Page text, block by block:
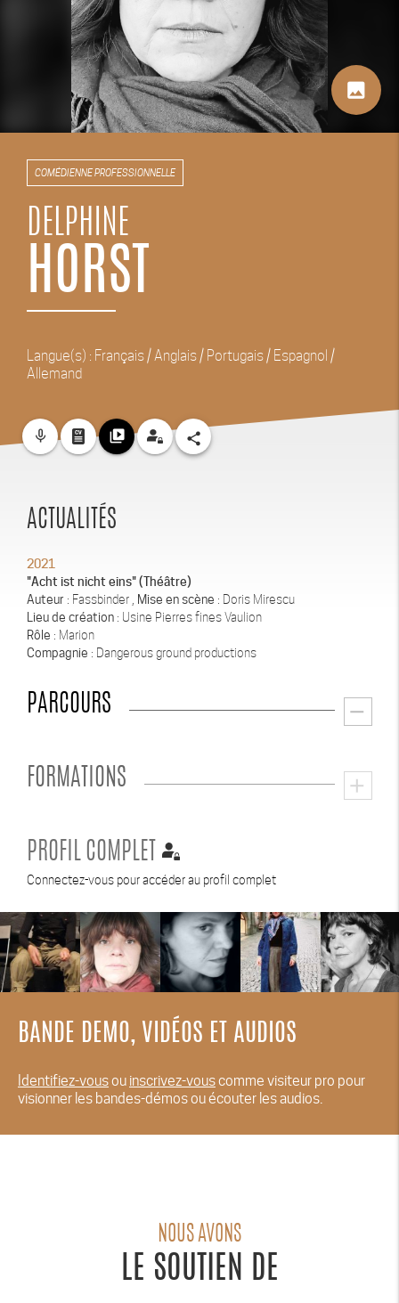
image
COMÉDIENNE PROFESSIONNELLE
DELPHINE
HORST
Langue(s) : Français / Anglais / Portugais / Espagnol /
Allemand
mic_none video_library share
ACTUALITÉS
2021
"Acht ist nicht eins" (Théâtre)
Auteur : Fassbinder , Mise en scène : Doris Mirescu
Lieu de création : Usine Pierres fines Vaulion
Rôle : Marion
Compagnie : Dangerous ground productions
PARCOURS remove
FORMATIONS add
PROFIL COMPLET
Connectez-vous pour accéder au profil complet
BANDE DEMO, VIDÉOS ET AUDIOS
Identifiez-vousou inscrivez-vouscomme visiteur pro pour
visionner les bandes-démos ou écouter les audios.
NOUS AVONS
LE SOUTIEN DE